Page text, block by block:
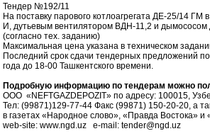
Тендер №192/11
На поставку парового котлоагрегата ДЕ-25/14
И, дутьевым вентилятором ВДН-11,2 и дымососом
(согласно тех. заданию)
Максимальная цена указана в техническом
Последний срок сдачи тендерных предложений
года до 18-00 Ташкентского времени.
Подробную информацию по тендерам можно
ООО «NEFTGAZDEPOZIT» по адресу: 100015,
Тел: (99871)129-77-44 Факс (99871) 150-20-20, а
в газетах «Народное слово», «Правда Востока» и
web-site: www.ngd.uz e-mail: tender@ngd.uz